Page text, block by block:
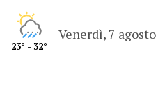
23° - 32°
Venerdì, 7